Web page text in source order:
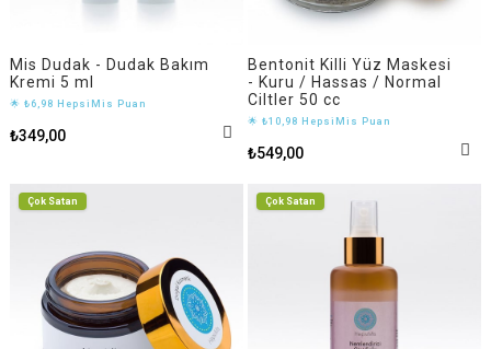
Mis Dudak - Dudak Bakım
Kremi 5 ml
🌟 ₺6,98 HepsiMis Puan
₺349,00
Bentonit Killi Yüz Maskesi
- Kuru / Hassas / Normal
Ciltler 50 cc
🌟 ₺10,98 HepsiMis Puan
₺549,00
Çok Satan Çok Satan